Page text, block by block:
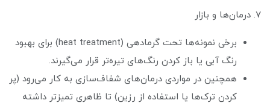
۷. درمان‌ها و بازار
برخی نمونه‌ها تحت گرمادهی (heat treatment) برای بهبود
رنگ آبی یا باز کردن رنگ‌های تیره‌تر قرار می‌گیرند.
همچنین در مواردی درمان‌های شفاف‌سازی به کار می‌رود (پر
کردن ترک‌ها یا استفاده از رزین) تا ظاهری تمیزتر داشته